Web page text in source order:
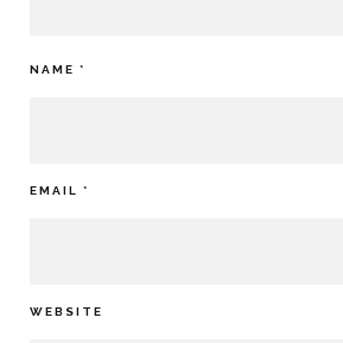
NAME *
EMAIL *
WEBSITE